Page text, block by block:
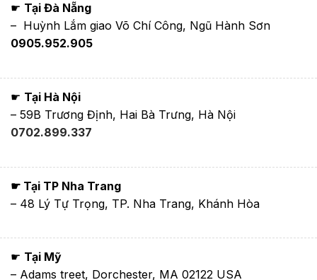
☛ Tại Đà Nẵng
– Huỳnh Lắm giao Võ Chí Công, Ngũ Hành Sơn
0905.952.905
☛ Tại Hà Nội
– 59B Trương Định, Hai Bà Trưng, Hà Nội
0702.899.337
☛ Tại TP Nha Trang
– 48 Lý Tự Trọng, TP. Nha Trang, Khánh Hòa
☛ Tại Mỹ
– Adams treet, Dorchester, MA 02122 USA